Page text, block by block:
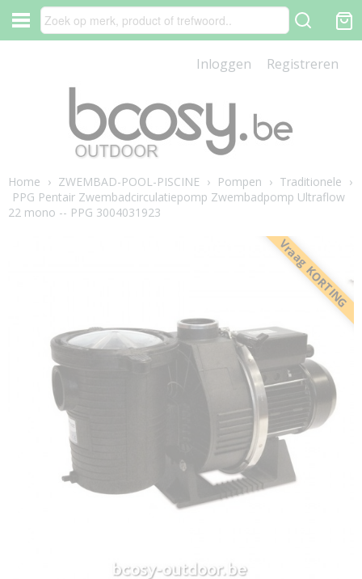
Inloggen Registreren
Home › ZWEMBAD-POOL-PISCINE › Pompen › Traditionele ›
PPG Pentair Zwembadcirculatiepomp Zwembadpomp Ultraflow
22 mono -- PPG 3004031923
Vraag KORTING